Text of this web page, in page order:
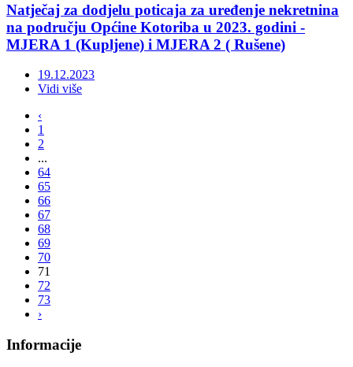
Natječaj za dodjelu poticaja za uređenje nekretnina
na području Općine Kotoriba u 2023. godini -
MJERA 1 (Kupljene) i MJERA 2 ( Rušene)
19.12.2023
Vidi više
‹
1
2
...
64
65
66
67
68
69
70
71
72
73
›
Informacije